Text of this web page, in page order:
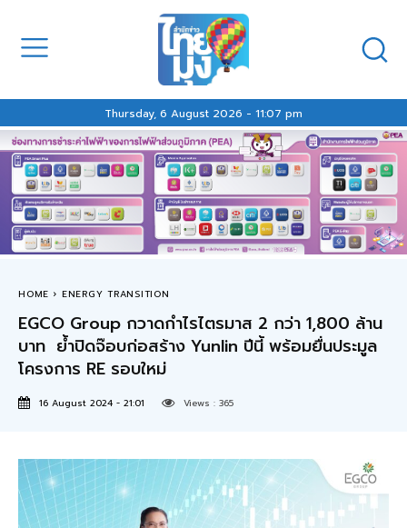
Thursday, 6 August 2026 - 11:07 pm
HOME ENERGY TRANSITION
EGCO Group กวาดกำไรไตรมาส 2 กว่า 1,800 ล้าน
บาท ย้ำปิดจ๊อบก่อสร้าง Yunlin ปีนี้ พร้อมยื่นประมูล
โครงการ RE รอบใหม่
16 August 2024 - 21:01 Views : 365